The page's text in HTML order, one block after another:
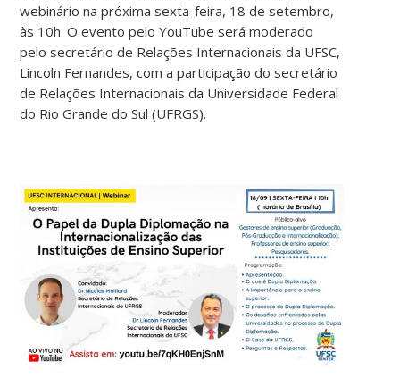
webinário na próxima sexta-feira, 18 de setembro,
às 10h. O evento pelo YouTube será moderado
pelo secretário de Relações Internacionais da UFSC,
Lincoln Fernandes, com a participação do secretário
de Relações Internacionais da Universidade Federal
do Rio Grande do Sul (UFRGS).